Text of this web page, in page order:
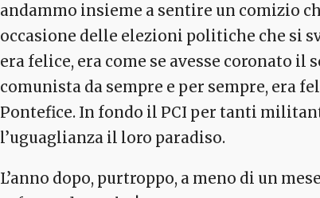
andammo insieme a sentire un comizio
occasione delle elezioni politiche che si
era felice, era come se avesse coronato
comunista da sempre e per sempre, era
Pontefice. In fondo il PCI per tanti
l’uguaglianza il loro paradiso.
L’anno dopo, purtroppo, a meno di un